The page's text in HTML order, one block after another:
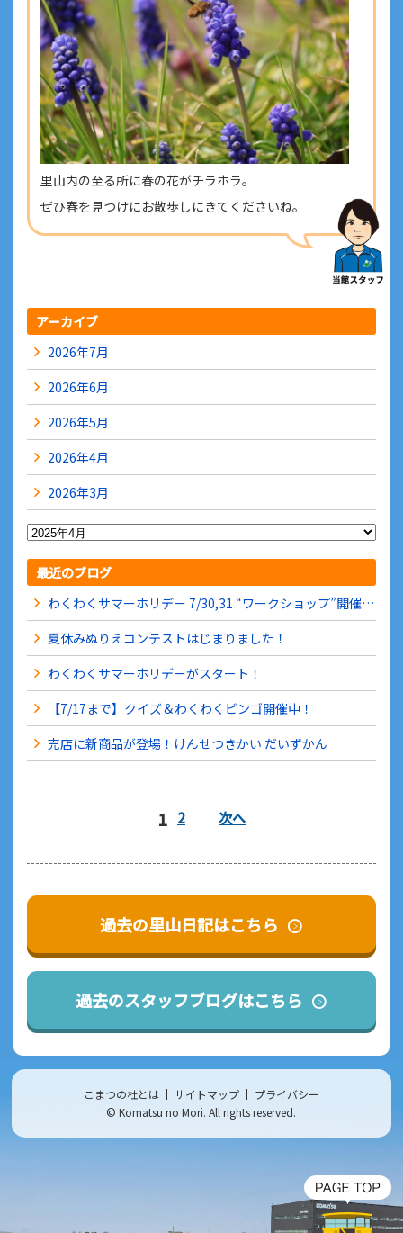
里山内の至る所に春の花がチラホラ。
ぜひ春を見つけにお散歩しにきてくださいね。
アーカイブ
2026年7月
2026年6月
2026年5月
2026年4月
2026年3月
最近のブログ
わくわくサマーホリデー 7/30,31 “ワークショップ”開催中！
夏休みぬりえコンテストはじまりました！
わくわくサマーホリデーがスタート！
【7/17まで】クイズ＆わくわくビンゴ開催中！
売店に新商品が登場！けんせつきかい だいずかん
1 2 次へ
過去の里山日記はこちら
過去のスタッフブログはこちら
こまつの杜とは サイトマップ
プライバシー
© Komatsu no Mori. All rights reserved.